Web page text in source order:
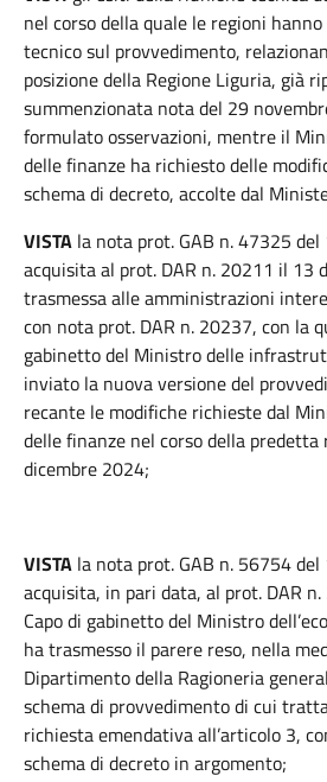
nel corso della quale le regioni
tecnico sul provvedimento,
posizione della Regione Liguria, già
summenzionata nota del 29
formulato osservazioni, mentre il
delle finanze ha richiesto delle
schema di decreto, accolte dal
VISTA la nota prot. GAB n. 47325
acquisita al prot. DAR n. 20211 il 13
trasmessa alle amministrazioni
con nota prot. DAR n. 20237, con la
gabinetto del Ministro delle
inviato la nuova versione del
recante le modifiche richieste dal
delle finanze nel corso della
dicembre 2024;
VISTA la nota prot. GAB n. 56754
acquisita, in pari data, al prot. DAR
Capo di gabinetto del Ministro
ha trasmesso il parere reso, nella
Dipartimento della Ragioneria
schema di provvedimento di cui
richiesta emendativa all’articolo 3,
schema di decreto in argomento;